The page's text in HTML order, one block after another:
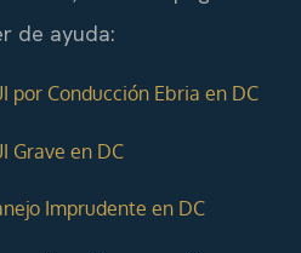
de ayuda:
por Conducción Ebria en DC
Grave en DC
Imprudente en DC